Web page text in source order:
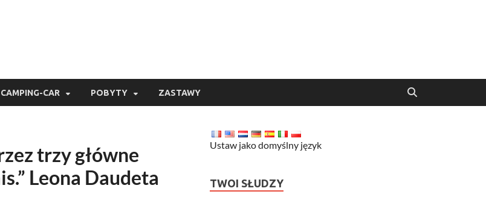
CAMPING-CAR POBYTY ZASTAWY
trzy główne
Leona Daudeta
Ustaw jako domyślny język
TWOI SŁUDZY